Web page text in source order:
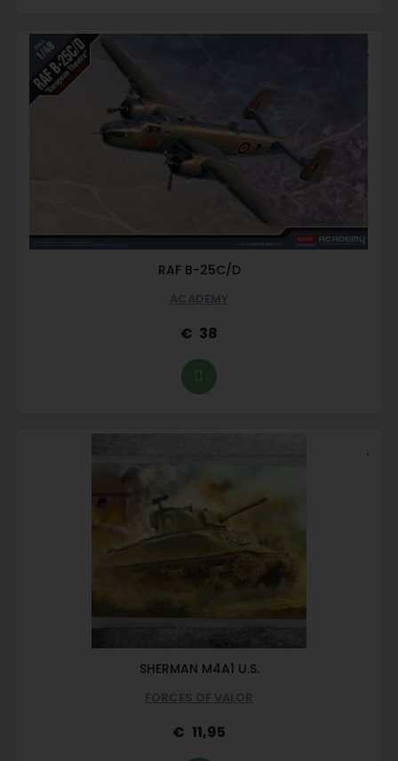
RAF B-25C/D
ACADEMY
38
SHERMAN M4A1 U.S.
FORCES OF VALOR
11,95